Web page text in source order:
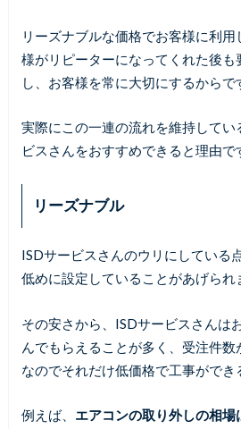
リーズナブルな価格でお客様に利
様がリピーターになってくれた後も
し、お客様を常に大切にするからで
実際にこの一連の流れを維持してい
ビスさんをおすすめできると理由で
リーズナブル
ISDサービスさんのウリにしている
低めに設定していることがあげられ
その安さから、ISDサービスさんは
んでもらえることが多く、受注件数
なのでそれだけ低価格で工事ができ
例えば、 エアコンの取り外しの相